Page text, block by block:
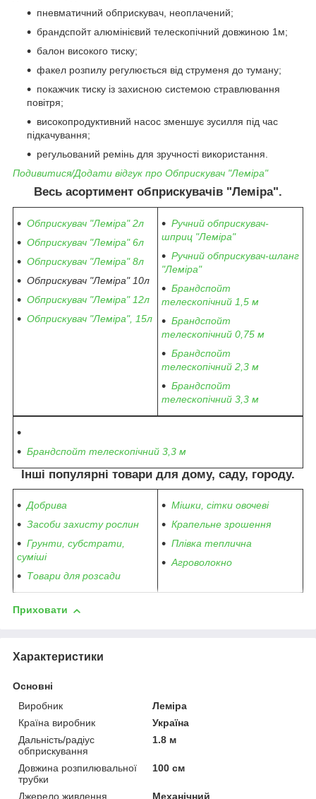
пневматичний обприскувач, неоплачений;
брандспойт алюмінієвий телескопічний довжиною 1м;
балон високого тиску;
факел розпилу регулюється від струменя до туману;
покажчик тиску із захисною системою стравлювання
повітря;
високопродуктивний насос зменшує зусилля під час
підкачування;
регульований ремінь для зручності використання.
Подивитися/Додати відгук про Обприскувач "Леміра"
Весь асортимент обприскувачів "Леміра".
Обприскувач "Леміра" 2л
Обприскувач "Леміра" 6л
Обприскувач "Леміра" 8л
Обприскувач "Леміра" 10л
Обприскувач "Леміра" 12л
Обприскувач "Леміра", 15л
Ручний обприскувач-
шприц "Леміра"
Ручний обприскувач-шланг
"Леміра"
Брандспойт
телескопічний 1,5 м
Брандспойт
телескопічний 0,75 м
Брандспойт
телескопічний 2,3 м
Брандспойт
телескопічний 3,3 м
Брандспойт телескопічний 3,3 м
Інші популярні товари для дому, саду, городу.
Добрива
Засоби захисту рослин
Грунти, субстрати,
суміші
Товари для розсади
Мішки, сітки овочеві
Крапельне зрошення
Плівка теплична
Агроволокно
Приховати
Характеристики
Основні
Виробник
Леміра
Країна виробник
Україна
Дальність/радіус
обприскування
1.8 м
Довжина розпилювальної
трубки
100 см
Джерело живлення Механічний